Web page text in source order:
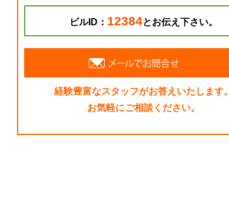
ビルID： 12384とお伝え下さい。
経験豊富なスタッフがお答えいたします。
お気軽にご相談ください。